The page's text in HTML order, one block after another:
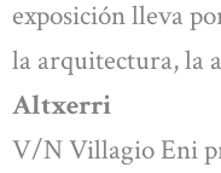
exposición lleva
la arquitectura, la
Altxerri
V/N Villagio Eni